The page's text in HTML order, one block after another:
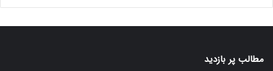
مطالب پر بازدید